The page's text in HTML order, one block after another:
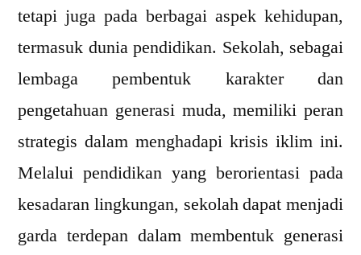
tetapi juga pada berbagai aspek kehidupan,
termasuk dunia pendidikan. Sekolah, sebagai
lembaga pembentuk karakter dan
pengetahuan generasi muda, memiliki peran
strategis dalam menghadapi krisis iklim ini.
Melalui pendidikan yang berorientasi pada
kesadaran lingkungan, sekolah dapat menjadi
garda terdepan dalam membentuk generasi